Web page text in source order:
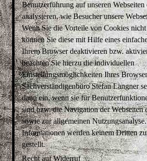
Benutzerführung auf unseren
analysieren, wie Besucher unsere
Wenn Sie die Vorteile von Cookies
können Sie diese mit Hilfe eines
Ihrem Browser deaktivieren bzw.
beachten Sie hierzu die individuellen
Einstellungsmöglichkeiten Ihres
SachverständigenbüroStefan Langner
dann ein, wenn sie für
sind bzw. die Navigation der Webseiten
sowie zur allgemeinen
Informationen werden keinem Dritten
gestellt.
Recht auf Widerruf